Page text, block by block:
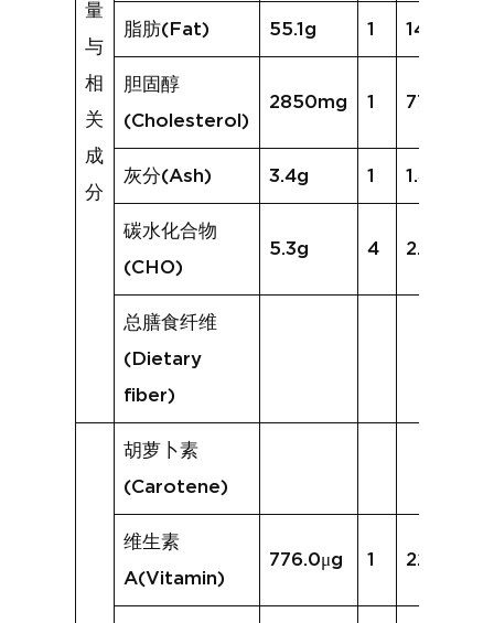
量
与
相
关
成
分
脂肪(Fat) 55.1g 1 14.6g
胆固醇
(Cholesterol)
2850mg 1 777mg
灰分(Ash) 3.4g 1 1.4g
碳水化合物
(CHO)
5.3g 4 2.9g
总膳食纤维
(Dietary
fiber)
胡萝卜素
(Carotene)
维生素
A(Vitamin)
776.0μg 1 227.8μg